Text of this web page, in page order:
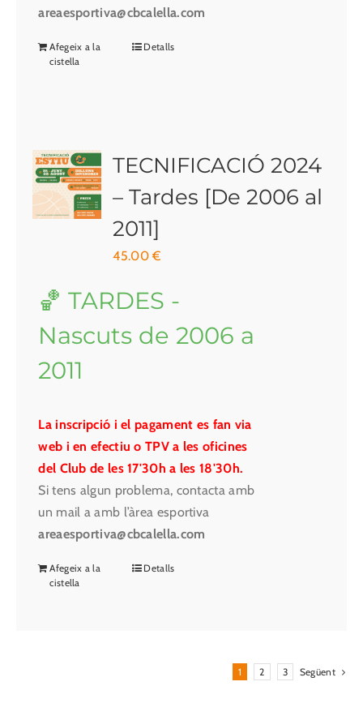
areaesportiva@cbcalella.com
Afegeix a la
cistella
Detalls
TECNIFICACIÓ 2024
– Tardes [De 2006 al
2011]
45.00€
🏀 TARDES -
Nascuts de 2006 a
2011
La inscripció i el pagament es fan via
web i en efectiu o TPV a les oficines
del Club de les 17'30h a les 18'30h.
Si tens algun problema, contacta amb
un mail a amb l’àrea esportiva
areaesportiva@cbcalella.com
Afegeix a la
cistella
Detalls
1 2 3 Següent